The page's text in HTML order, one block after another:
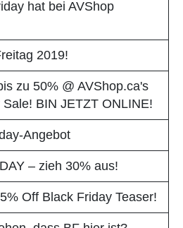
hat bei AVShop
2019!
zu 50% @ AVShop.ca's
BIN JETZT ONLINE!
Angebot
– zieh 30% aus!
Off Black Friday Teaser!